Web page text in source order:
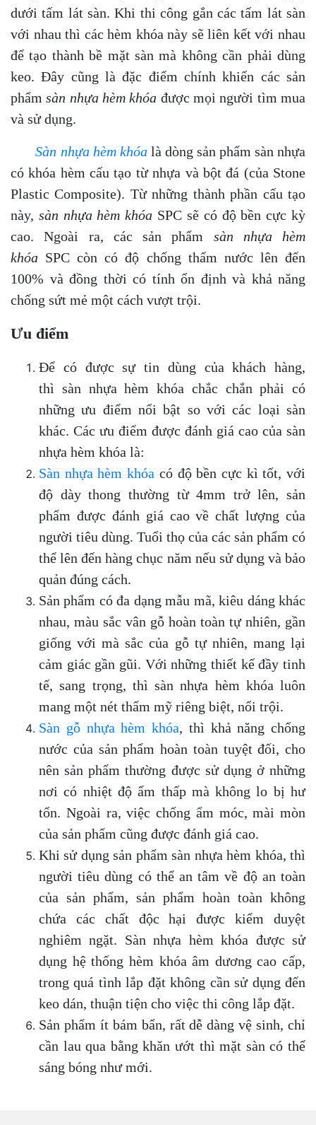
dưới tấm lát sàn. Khi thi công gắn các tấm lát sàn
với nhau thì các hèm khóa này sẽ liên kết với nhau
để tạo thành bề mặt sàn mà không cần phải dùng
keo. Đây cũng là đặc điểm chính khiến các sản
phẩmsàn nhựa hèm khóa được mọi người tìm mua
và sử dụng.
Sàn nhựa hèm khóalà dòng sản phẩm sàn nhựa
có khóa hèm cấu tạo từ nhựa và bột đá (của Stone
Plastic Composite). Từ những thành phần cấu tạo
này, sàn nhựa hèm khóa SPC sẽ có độ bền cực kỳ
cao. Ngoài ra, các sản phẩm sàn nhựa hèm
khóa SPC còn có độ chống thấm nước lên đến
100% và đồng thời có tính ổn định và khả năng
chống sứt mẻ một cách vượt trội.
Ưu điểm
Để có được sự tin dùng của khách hàng,
thì sàn nhựa hèm khóa chắc chắn phải có
những ưu điểm nổi bật so với các loại sàn
khác. Các ưu điểm được đánh giá cao của sàn
nhựa hèm khóa là:
Sàn nhựa hèm khóa có độ bền cực kì tốt, với
độ dày thong thường từ 4mm trở lên, sản
phẩm được đánh giá cao về chất lượng của
người tiêu dùng. Tuổi thọ của các sản phẩm có
thể lên đến hàng chục năm nếu sử dụng và bảo
quản đúng cách.
Sản phẩm có đa dạng mẫu mã, kiêu dáng khác
nhau, màu sắc vân gỗ hoàn toàn tự nhiên, gần
giống với mà sắc của gỗ tự nhiên, mang lại
cảm giác gần gũi. Với những thiết kế đầy tinh
tế, sang trọng, thì sàn nhựa hèm khóa luôn
mang một nét thẩm mỹ riêng biệt, nổi trội.
Sàn gỗ nhựa hèm khóa, thì khả năng chống
nước của sản phẩm hoàn toàn tuyệt đối, cho
nên sản phẩm thường được sử dụng ở những
nơi có nhiệt độ ẩm thấp mà không lo bị hư
tổn. Ngoài ra, việc chống ẩm móc, mài mòn
của sản phẩm cũng được đánh giá cao.
Khi sử dụng sản phẩm sàn nhựa hèm khóa, thì
người tiêu dùng có thể an tâm về độ an toàn
của sản phẩm, sản phẩm hoàn toàn không
chứa các chất độc hại được kiểm duyệt
nghiêm ngặt. Sàn nhựa hèm khóa được sử
dụng hệ thống hèm khóa âm dương cao cấp,
trong quá tình lắp đặt không cần sử dụng đến
keo dán, thuận tiện cho việc thi công lắp đặt.
Sản phẩm ít bám bẩn, rất dễ dàng vệ sinh, chỉ
cần lau qua bằng khăn ướt thì mặt sàn có thể
sáng bóng như mới.